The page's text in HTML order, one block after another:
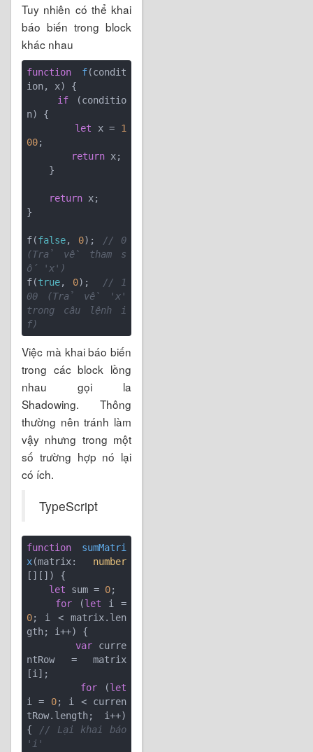
Tuy nhiên có thể khai
báo biến trong block
khác nhau
function f(condit
ion, x) {
if (conditio
n) {
let x = 1
00;
return x;
return x;
}
f(false, 0);
// 0
(Trả về tham s
ố 'x')
f(true, 0);
// 1
00 (Trả về 'x'
trong câu lệnh i
f)
Việc mà khai báo biến
trong các block lồng
nhau gọi la
Shadowing. Thông
thường nên tránh làm
vậy nhưng trong một
số trường hợp nó lại
có ích.
TypeScript
function
sumMatri
x(matrix: number
[][] ) {
let sum = 0;
for (let
i =
0; i < matrix.len
gth; i++) {
var curre
ntRow = matrix
[i];
for (let
i = 0; i < curren
tRow.length; i++)
{ // Lại khai báo
'i'